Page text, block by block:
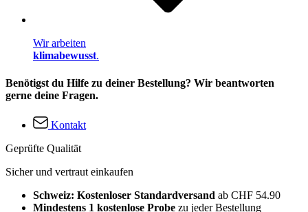
Wir arbeiten
klimabewusst.
Benötigst du Hilfe zu deiner Bestellung? Wir beantworten
gerne deine Fragen.
Kontakt
Geprüfte Qualität
Sicher und vertraut einkaufen
Schweiz: Kostenloser Standardversand ab CHF 54.90
Mindestens 1 kostenlose Probe zu jeder Bestellung